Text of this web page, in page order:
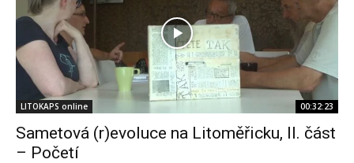
LITOKAPS online 00:32:23
Sametová (r)evoluce na Litoměřicku, II. část
– Početí